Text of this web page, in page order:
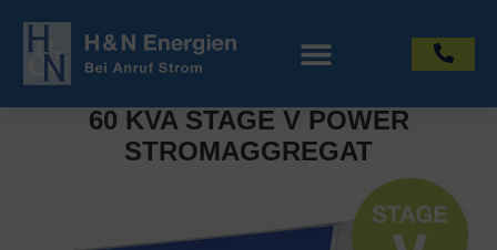
60 KVA STAGE V POWER
STROMAGGREGAT